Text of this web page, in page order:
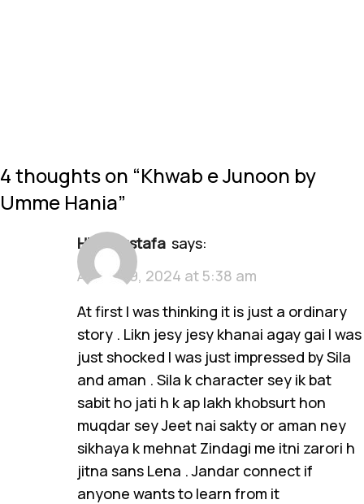
4 thoughts on “Khwab e Junoon by
Umme Hania”
Hira Mustafa says:
August 9, 2024 at 5:38 am
At first I was thinking it is just a ordinary
story . Likn jesy jesy khanai agay gai I was
just shocked I was just impressed by Sila
and aman . Sila k character sey ik bat
sabit ho jati h k ap lakh khobsurt hon
muqdar sey Jeet nai sakty or aman ney
sikhaya k mehnat Zindagi me itni zarori h
jitna sans Lena . Jandar connect if
anyone wants to learn from it